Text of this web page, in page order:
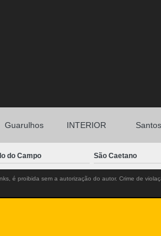
Guarulhos INTERIOR Santos
do Campo São Caetano
é proibida sem a autorização do autor. Crime de